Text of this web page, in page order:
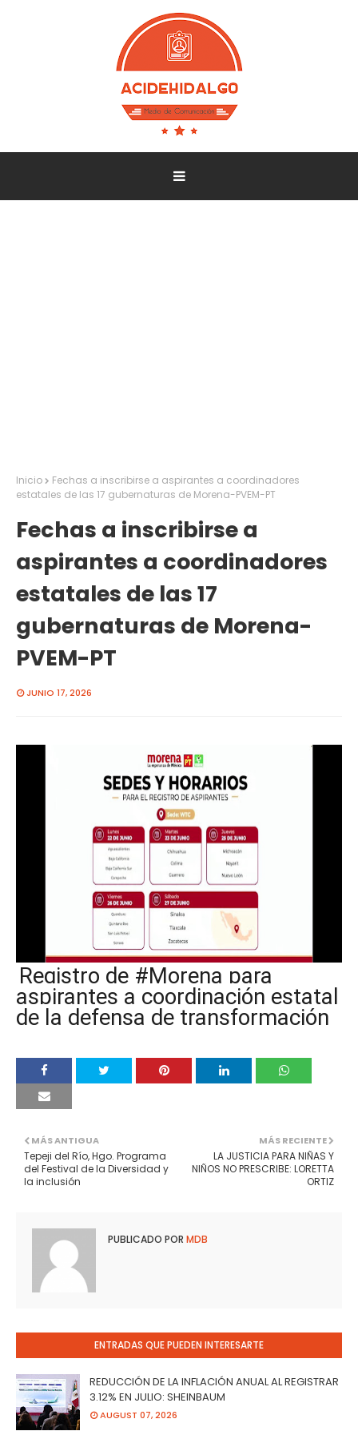
Inicio
Fechas a inscribirse a aspirantes a coordinadores
estatales de las 17 gubernaturas de Morena-PVEM-PT
Fechas a inscribirse a
aspirantes a coordinadores
estatales de las 17
gubernaturas de Morena-
PVEM-PT
JUNIO 17, 2026
Registro de #Morena para
aspirantes a coordinación estatal
de la defensa de transformación
MÁS RECIENTE
LA JUSTICIA PARA NIÑAS Y
NIÑOS NO PRESCRIBE: LORETTA
ORTIZ
MÁS ANTIGUA
Tepeji del Río, Hgo. Programa
del Festival de la Diversidad y
la inclusión
PUBLICADO POR MDB
ENTRADAS QUE PUEDEN INTERESARTE
REDUCCIÓN DE LA INFLACIÓN ANUAL AL REGISTRAR
3.12% EN JULIO: SHEINBAUM
AUGUST 07, 2026